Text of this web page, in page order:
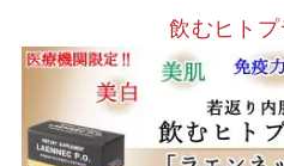
飲むヒトプ